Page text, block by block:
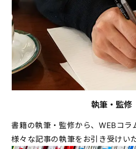
執筆・監修
書籍の執筆・監修から、WEBコラ
様々な記事の執筆をお引き受けい